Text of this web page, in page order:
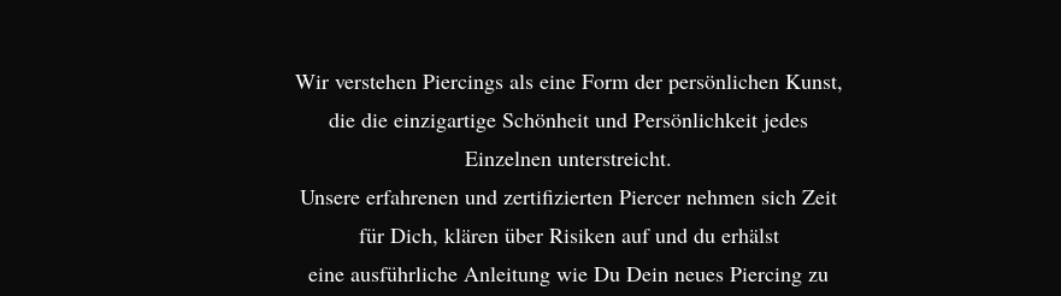
Wir verstehen Piercings als eine Form der persönlichen Kunst,
die die einzigartige Schönheit und Persönlichkeit jedes
Einzelnen unterstreicht.
Unsere erfahrenen und zertifizierten Piercer nehmen sich Zeit
für Dich, klären über Risiken auf und du erhälst
eine ausführliche Anleitung wie Du Dein neues Piercing zu